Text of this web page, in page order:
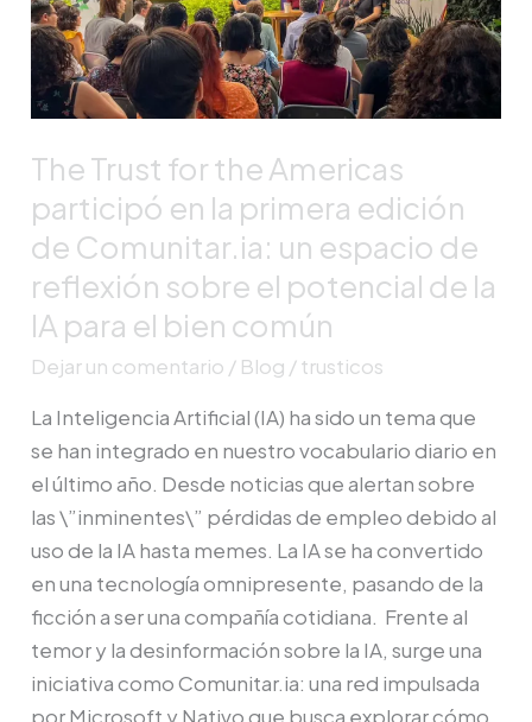
The Trust for the Americas
participó en la primera edición
de Comunitar.ia: un espacio de
reflexión sobre el potencial de la
IA para el bien común
Dejar un comentario / Blog /trusticos
La Inteligencia Artificial (IA) ha sido un tema que
se han integrado en nuestro vocabulario diario en
el último año. Desde noticias que alertan sobre
las \”inminentes\” pérdidas de empleo debido al
uso de la IA hasta memes. La IA se ha convertido
en una tecnología omnipresente, pasando de la
ficción a ser una compañía cotidiana. Frente al
temor y la desinformación sobre la IA, surge una
iniciativa como Comunitar.ia: una red impulsada
por Microsoft y Nativo que busca explorar cómo
the
Americas
participó
en
la
primera
edición
de
Comunitar.ia:
un
espacio
reflexión
sobre
el
potencial
de
la
IA
para
el